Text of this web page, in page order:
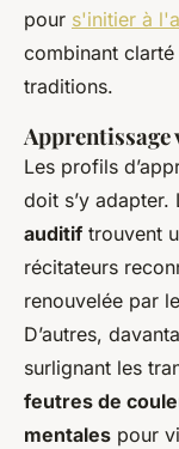
pour s'initier à
combinant
traditions.
Apprentissage
Les profils
doit s’y adapter.
auditif trouvent
récitateurs
renouvelée par
D’autres,
surlignant les
feutres de
mentales pour